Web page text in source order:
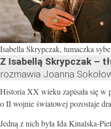
Isabella Skrypczak, tumaczka
Z Isabellą Skrypczak –
rozmawia Joanna
Historia XX wieku zapisała się w
o II wojnie światowej pozostaje
Jedną z nich była Ida Kinalska-